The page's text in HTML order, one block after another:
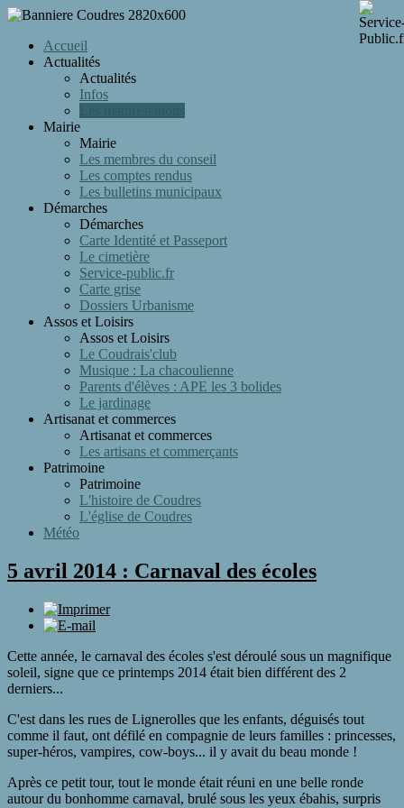
Accueil
Actualités
Actualités
Infos
Mairie
Mairie
Les membres du conseil
Les comptes rendus
Les bulletins municipaux
Démarches
Démarches
Carte Identité et Passeport
Le cimetière
Service-public.fr
Carte grise
Dossiers Urbanisme
Assos et Loisirs
Assos et Loisirs
Le Coudrais'club
Musique : La chacoulienne
Parents d'élèves : APE les 3 bolides
Le jardinage
Artisanat et commerces
Artisanat et commerces
Les artisans et commerçants
Patrimoine
Patrimoine
L'histoire de Coudres
L'église de Coudres
Météo
5 avril 2014 : Carnaval des écoles
Cette année, le carnaval des écoles s'est déroulé sous un magnifique
soleil, signe que ce printemps 2014 était bien différent des 2
derniers...
C'est dans les rues de Lignerolles que les enfants, déguisés tout
comme il faut, ont défilé en compagnie de leurs familles : princesses,
super-héros, vampires, cow-boys... il y avait du beau monde !
Après ce petit tour, tout le monde était réuni en une belle ronde
autour du bonhomme carnaval, brulé sous les yeux ébahis, surpris